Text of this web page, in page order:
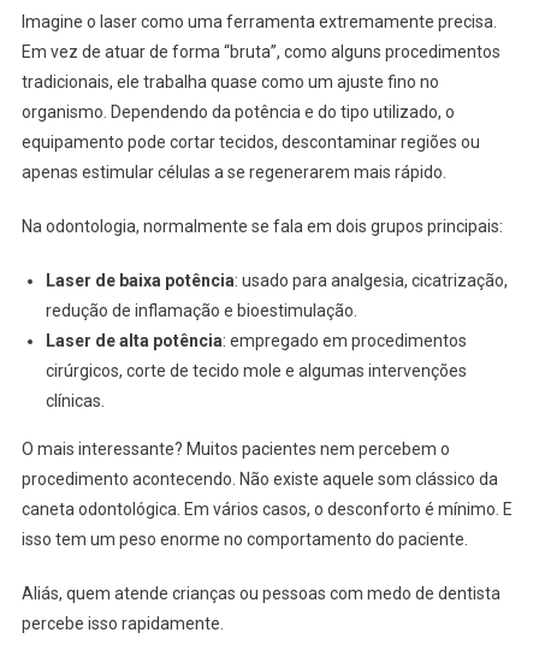
Imagine o laser como uma ferramenta extremamente precisa.
Em vez de atuar de forma “bruta”, como alguns procedimentos
tradicionais, ele trabalha quase como um ajuste fino no
organismo. Dependendo da potência e do tipo utilizado, o
equipamento pode cortar tecidos, descontaminar regiões ou
apenas estimular células a se regenerarem mais rápido.
Na odontologia, normalmente se fala em dois grupos principais:
Laser de baixa potência: usado para analgesia, cicatrização,
redução de inflamação e bioestimulação.
Laser de alta potência: empregado em procedimentos
cirúrgicos, corte de tecido mole e algumas intervenções
clínicas.
O mais interessante? Muitos pacientes nem percebem o
procedimento acontecendo. Não existe aquele som clássico da
caneta odontológica. Em vários casos, o desconforto é mínimo. E
isso tem um peso enorme no comportamento do paciente.
Aliás, quem atende crianças ou pessoas com medo de dentista
percebe isso rapidamente.